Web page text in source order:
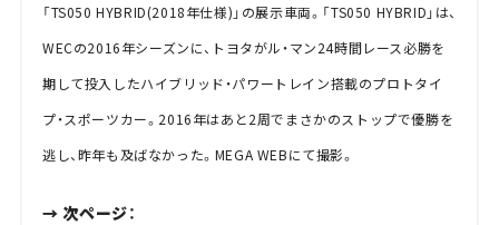
「TS050 HYBRID(2018年仕様)」の展示車両。「TS050 HYBRID」は、
WECの2016年シーズンに、トヨタがル・マン24時間レース必勝を
期して投入したハイブリッド・パワートレイン搭載のプロトタイ
プ・スポーツカー。2016年はあと2周でまさかのストップで優勝を
逃し、昨年も及ばなかった。MEGA WEBにて撮影。
→ 次ページ：